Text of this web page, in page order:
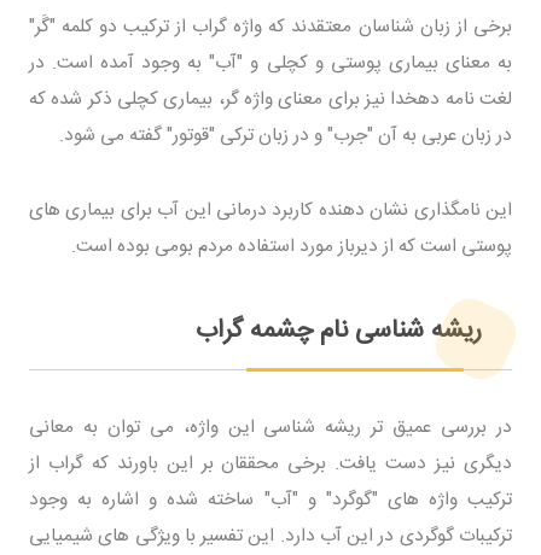
برخی از زبان شناسان معتقدند که واژه گراب از ترکیب دو کلمه "گَر"
به معنای بیماری پوستی و کچلی و "آب" به وجود آمده است. در
لغت نامه دهخدا نیز برای معنای واژه گر، بیماری کچلی ذکر شده که
در زبان عربی به آن "جرب" و در زبان ترکی "قوتور" گفته می شود.
این نامگذاری نشان دهنده کاربرد درمانی این آب برای بیماری های
پوستی است که از دیرباز مورد استفاده مردم بومی بوده است.
ریشه شناسی نام چشمه گراب
در بررسی عمیق تر ریشه شناسی این واژه، می توان به معانی
دیگری نیز دست یافت. برخی محققان بر این باورند که گراب از
ترکیب واژه های "گوگرد" و "آب" ساخته شده و اشاره به وجود
ترکیبات گوگردی در این آب دارد. این تفسیر با ویژگی های شیمیایی